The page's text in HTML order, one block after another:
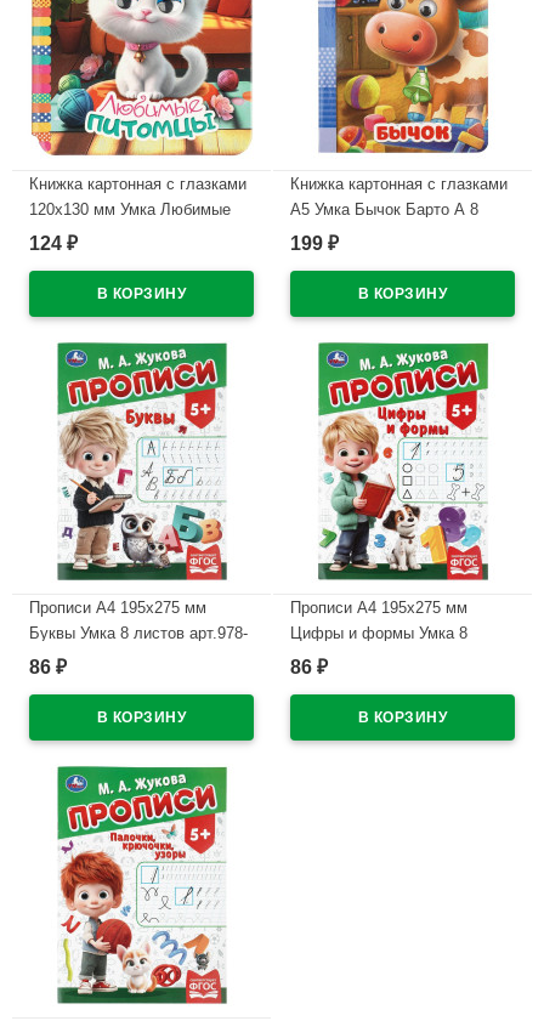
Книжка картонная с глазками
120х130 мм Умка Любимые
питомцы 8 стр арт.978-5-506-
124 ₽
Книжка картонная с глазками
А5 Умка Бычок Барто А 8
страниц арт.978-5-506-11253-2
199 ₽
Прописи А4 195х275 мм
Буквы Умка 8 листов арт.978-
5-506-11504-5
86 ₽
Прописи А4 195х275 мм
Цифры и формы Умка 8
листов арт.978-5-506-11502-1
86 ₽